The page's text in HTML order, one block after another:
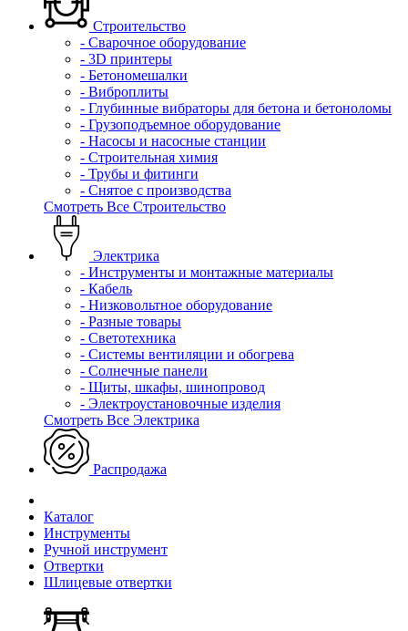
Строительство
- Сварочное оборудование
- 3D принтеры
- Бетономешалки
- Виброплиты
- Глубинные вибраторы для бетона и бетоноломы
- Грузоподъемное оборудование
- Насосы и насосные станции
- Строительная химия
- Трубы и фитинги
- Снятое с производства
Смотреть Все Строительство
Электрика
- Инструменты и монтажные материалы
- Кабель
- Низковольтное оборудование
- Разные товары
- Светотехника
- Системы вентиляции и обогрева
- Солнечные панели
- Щиты, шкафы, шинопровод
- Электроустановочные изделия
Смотреть Все Электрика
Распродажа
Каталог
Инструменты
Ручной инструмент
Отвертки
Шлицевые отвертки